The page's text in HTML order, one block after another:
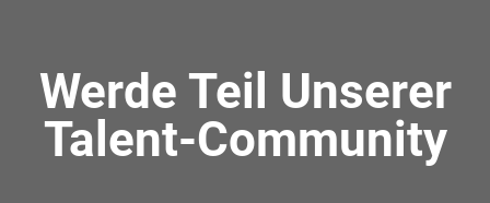
Werde Teil Unserer
Talent-Community